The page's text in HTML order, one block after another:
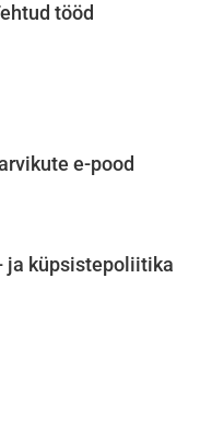
tööd
e-pood
ja küpsistepoliitika